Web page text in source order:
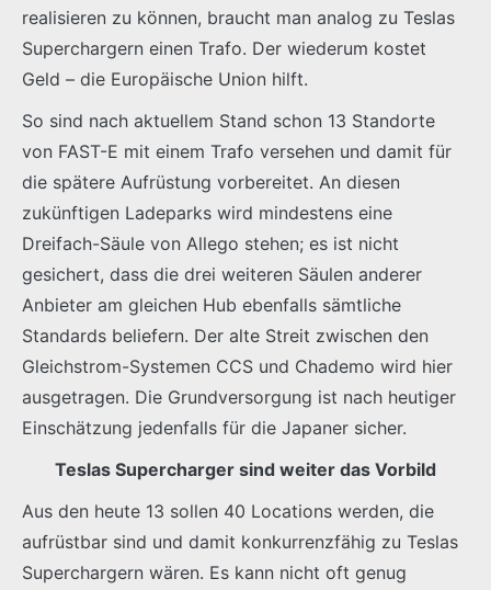
realisieren zu können, braucht man analog zu Teslas
Superchargern einen Trafo. Der wiederum kostet
Geld – die Europäische Union hilft.
So sind nach aktuellem Stand schon 13 Standorte
von FAST-E mit einem Trafo versehen und damit für
die spätere Aufrüstung vorbereitet. An diesen
zukünftigen Ladeparks wird mindestens eine
Dreifach-Säule von Allego stehen; es ist nicht
gesichert, dass die drei weiteren Säulen anderer
Anbieter am gleichen Hub ebenfalls sämtliche
Standards beliefern. Der alte Streit zwischen den
Gleichstrom-Systemen CCS und Chademo wird hier
ausgetragen. Die Grundversorgung ist nach heutiger
Einschätzung jedenfalls für die Japaner sicher.
Teslas Supercharger sind weiter das Vorbild
Aus den heute 13 sollen 40 Locations werden, die
aufrüstbar sind und damit konkurrenzfähig zu Teslas
Superchargern wären. Es kann nicht oft genug